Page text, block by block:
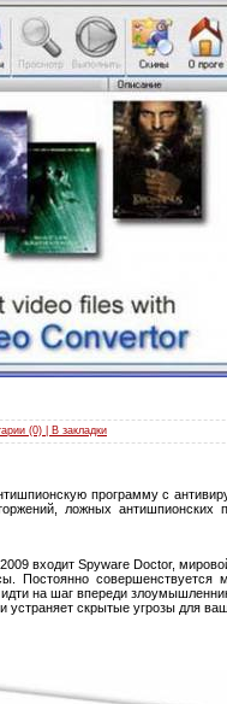
(0) | В закладки
программу с
ложных
входит Spyware Doctor,
Постоянно совершенствуется
на шаг впереди
устраняет скрытые угрозы для